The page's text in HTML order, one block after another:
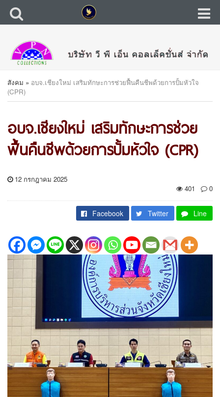
สังคม » อบจ.เชียงใหม่ เสริมทักษะการช่วยฟื้นคืนชีพด้วยการปั้มหัวใจ
(CPR)
อบจ.เชียงใหม่ เสริมทักษะการช่วย
ฟื้นคืนชีพด้วยการปั้มหัวใจ (CPR)
12 กรกฎาคม 2025
401
0
Facebook Twitter Line